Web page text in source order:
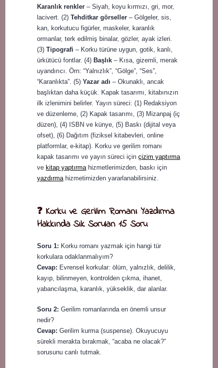
Karanlık renkler – Siyah, koyu kırmızı, gri, mor,
lacivert. (2)Tehditkar görseller – Gölgeler, sis,
kan, korkutucu figürler, maskeler, karanlık
ormanlar, terk edilmiş binalar, gözler, ayak izleri.
(3)Tipografi – Korku türüne uygun, gotik, kanlı,
ürkütücü fontlar. (4)Başlık – Kısa, gizemli, merak
uyandırıcı. Örn: “Yalnızlık”, “Gölge”, “Ses”,
“Karanlıkta”. (5)Yazar adı – Okunaklı, ancak
başlıktan daha küçük. Kapak tasarımı, kitabınızın
ilk izlenimini belirler. Yayın süreci: (1) Redaksiyon
ve düzenleme, (2) Kapak tasarımı, (3) Mizanpaj (iç
düzen), (4) ISBN ve künye, (5) Baskı (dijital veya
ofset), (6) Dağıtım (fiziksel kitabevleri, online
platformlar, e-kitap). Korku ve gerilim romanı
kapak tasarımı ve yayın süreci içinçizim yaptırma
vekitap yaptırma hizmetlerimizden, baskı için
yazdırma hizmetimizden yararlanabilirsiniz.
❓ Korku ve Gerilim Romanı Yazdırma
Hakkında Sık Sorulan 15 Soru
Soru 1: Korku romanı yazmak için hangi tür
korkulara odaklanmalıyım?
Cevap: Evrensel korkular: ölüm, yalnızlık, delilik,
kayıp, bilinmeyen, kontrolden çıkma, ihanet,
yabancılaşma, karanlık, yükseklik, dar alanlar.
Soru 2: Gerilim romanlarında en önemli unsur
nedir?
Cevap: Gerilim kurma (suspense). Okuyucuyu
sürekli merakta bırakmak, “acaba ne olacak?”
sorusunu canlı tutmak.